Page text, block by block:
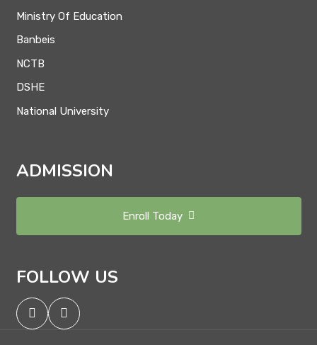
Ministry Of Education
Banbeis
NCTB
DSHE
National University
ADMISSION
Enroll Today
FOLLOW US